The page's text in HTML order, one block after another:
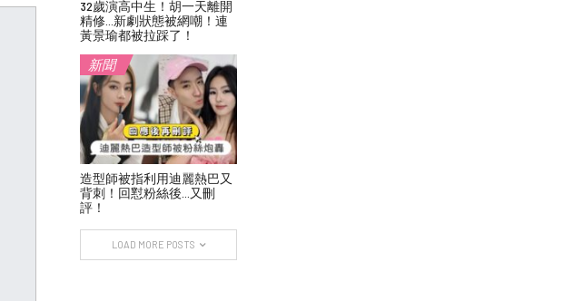
32歲演高中生！胡一天離開
精修…新劇狀態被網嘲！連
黃景瑜都被拉踩了！
新聞
造型師被指利用迪麗熱巴又
背刺！回懟粉絲後…又刪
評！
LOAD MORE POSTS